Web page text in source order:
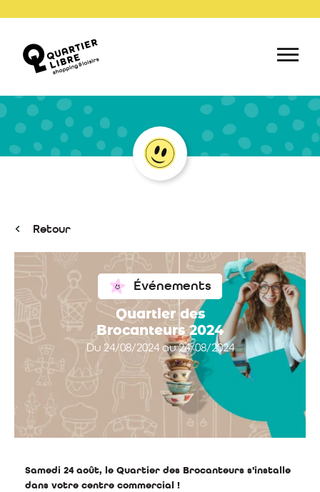
Retour
Événements
Quartier des
Brocanteurs 2024
Du 24/08/2024 au 24/08/2024
Samedi 24 août, le Quartier des Brocanteurs s'installe
dans votre centre commercial !